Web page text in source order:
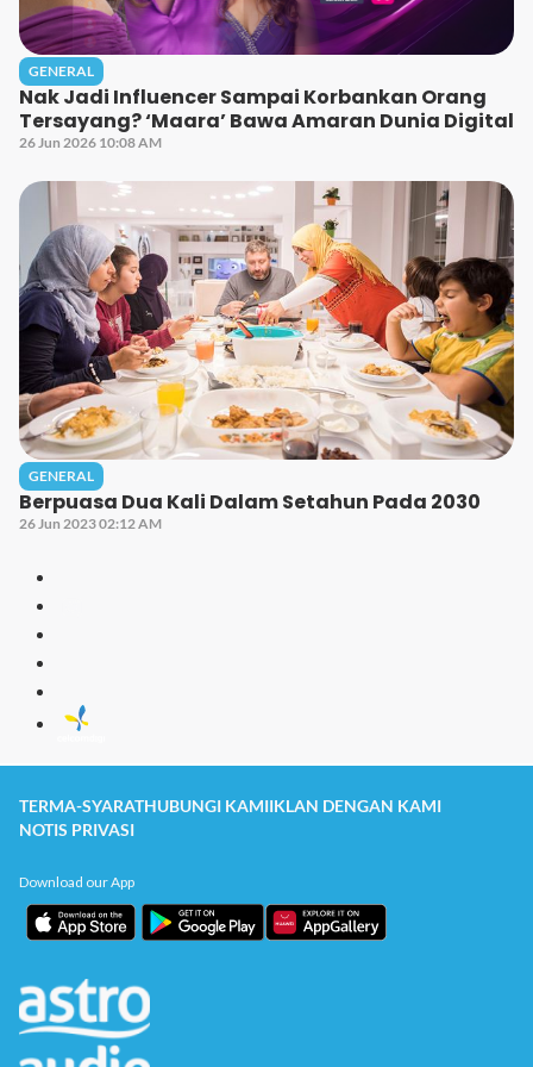
GENERAL
Nak Jadi Influencer Sampai Korbankan Orang
Tersayang? ‘Maara’ Bawa Amaran Dunia Digital
26 Jun 2026 10:08 AM
GENERAL
Berpuasa Dua Kali Dalam Setahun Pada 2030
26 Jun 2023 02:12 AM
TERMA-SYARATHUBUNGI KAMIIKLAN DENGAN KAMI
NOTIS PRIVASI
Download our App